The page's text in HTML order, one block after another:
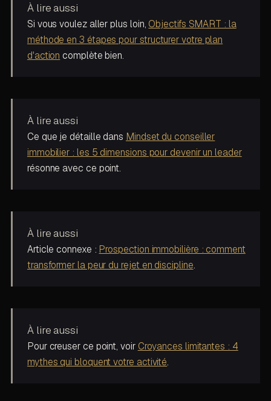
À lire aussi
Si vous voulez aller plus loin, Objectifs SMART : la
méthode en 3 étapes pour structurer votre plan
d'action complète bien.
À lire aussi
Ce que je détaille dans Mindset du conseiller
immobilier : les 5 dimensions pour devenir un leader
résonne avec ce point.
À lire aussi
Article connexe : Prospection immobilière : comment
transformer la peur du rejet en discipline.
À lire aussi
Pour creuser ce point, voir Croyances limitantes : 4
mythes qui bloquent votre activité.